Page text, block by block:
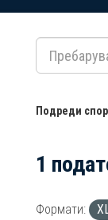
содржина
Подреди
1
Формати: